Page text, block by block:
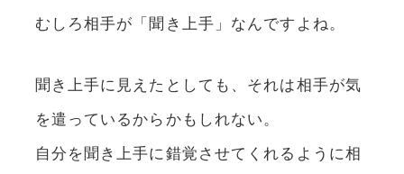
むしろ相手が「聞き上手」なんですよね。
聞き上手に見えたとしても、それは相手が気
を遣っているからかもしれない。
自分を聞き上手に錯覚させてくれるように相